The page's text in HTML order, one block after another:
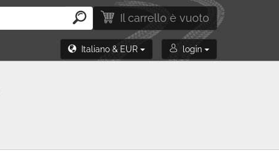
Il carrello è vuoto
Italiano & EUR login